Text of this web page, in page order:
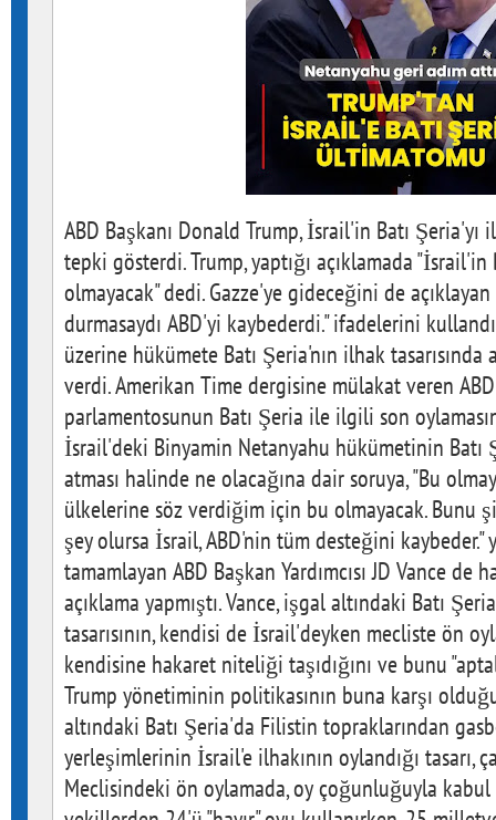
ABD Başkanı Donald Trump, İsrail'in Batı Şeria'yı
tepki gösterdi. Trump, yaptığı açıklamada "İsrail'in
olmayacak" dedi. Gazze'ye gideceğini de
durmasaydı ABD'yi kaybederdi." ifadelerini
üzerine hükümete Batı Şeria'nın ilhak tasarısında
verdi. Amerikan Time dergisine mülakat veren
parlamentosunun Batı Şeria ile ilgili son
İsrail'deki Binyamin Netanyahu hükümetinin Batı
atması halinde ne olacağına dair soruya, "Bu
ülkelerine söz verdiğim için bu olmayacak. Bunu
şey olursa İsrail, ABD'nin tüm desteğini kaybeder."
tamamlayan ABD Başkan Yardımcısı JD Vance
açıklama yapmıştı. Vance, işgal altındaki Batı
tasarısının, kendisi de İsrail'deyken mecliste ön
kendisine hakaret niteliği taşıdığını ve bunu
Trump yönetiminin politikasının buna karşı
altındaki Batı Şeria'da Filistin topraklarından
yerleşimlerinin İsrail'e ilhakının oylandığı tasarı,
Meclisindeki ön oylamada, oy çoğunluğuyla